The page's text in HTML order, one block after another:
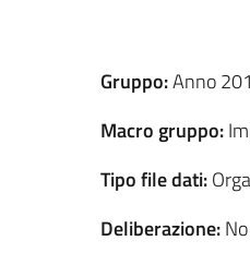
Gruppo:Anno
Macro gruppo:
Tipo file dati:
Deliberazione:No